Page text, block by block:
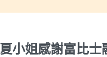
夏小姐感謝富比